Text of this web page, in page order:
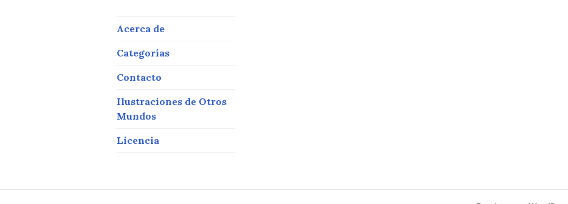
Acerca de
Categorías
Contacto
Ilustraciones de Otros
Mundos
Licencia